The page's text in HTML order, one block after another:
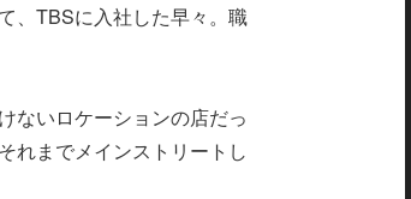
、TBSに入社した早々。職
ないロケーションの店だっ
れまでメインストリートし